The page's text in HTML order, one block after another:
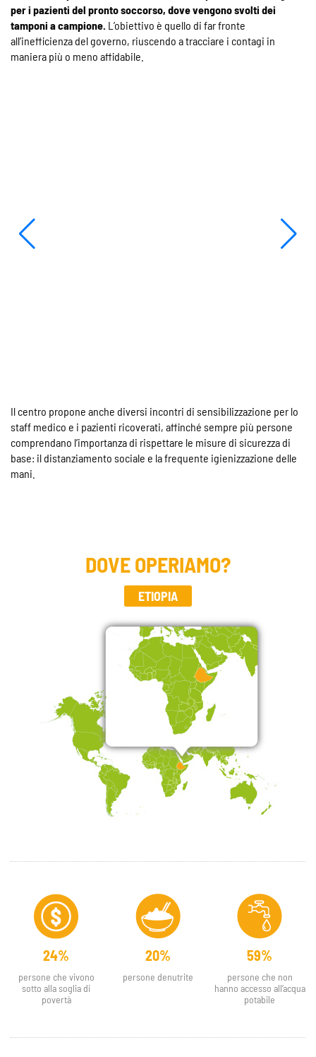
per i pazienti del pronto soccorso, dove vengono svolti dei
tamponi a campione. L’obiettivo è quello di far fronte
all’inefficienza del governo, riuscendo a tracciare i contagi in
maniera più o meno affidabile.
Il centro propone anche diversi incontri di sensibilizzazione per lo
staff medico e i pazienti ricoverati, affinché sempre più persone
comprendano l’importanza di rispettare le misure di sicurezza di
base: il distanziamento sociale e la frequente igienizzazione delle
mani.
DOVE OPERIAMO?
ETIOPIA
24%
persone che vivono
sotto alla soglia di
povertà
20%
persone denutrite
59%
persone che non
hanno accesso all’acqua
potabile